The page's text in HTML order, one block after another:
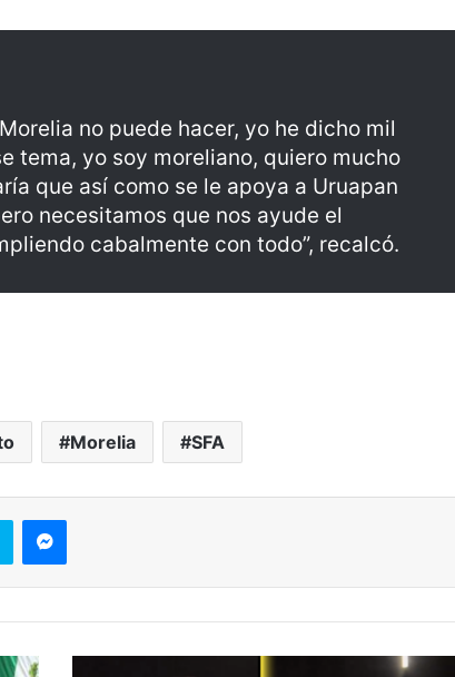
no puede hacer, yo he dicho mil
tema, yo soy moreliano, quiero mucho
que así como se le apoya a Uruapan
necesitamos que nos ayude el
cabalmente con todo”, recalcó.
Morelia SFA
Skype Messenger